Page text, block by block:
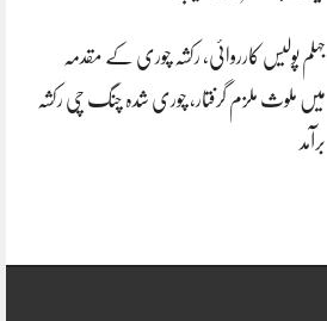
جہلم پولیس کارروائی، رکشہ چوری کے مقدمہ
میں ملوث ملزم گرفتار، چوری شدہ چنگ چی رکشہ
برآمد